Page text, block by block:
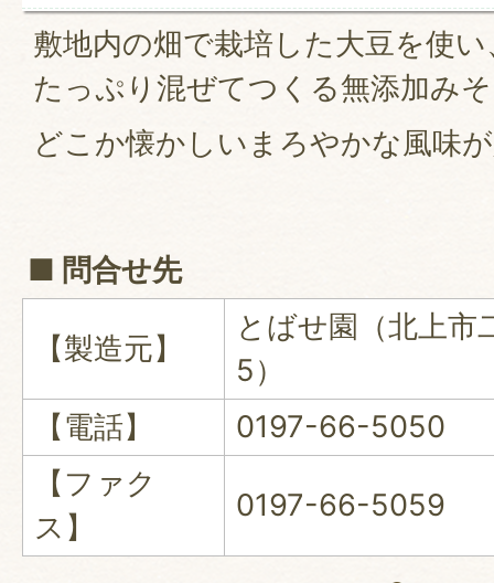
敷地内の畑で栽培した大豆を使
たっぷり混ぜてつくる無添加み
どこか懐かしいまろやかな風味
■ 問合せ先
【製造元】
とばせ園（北上市
5）
【電話】
0197-66-5050
【ファク
ス】
0197-66-5059